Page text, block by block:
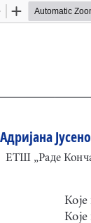
Zoom
Zoom
Адријана
Које
ЕТШ „Раде